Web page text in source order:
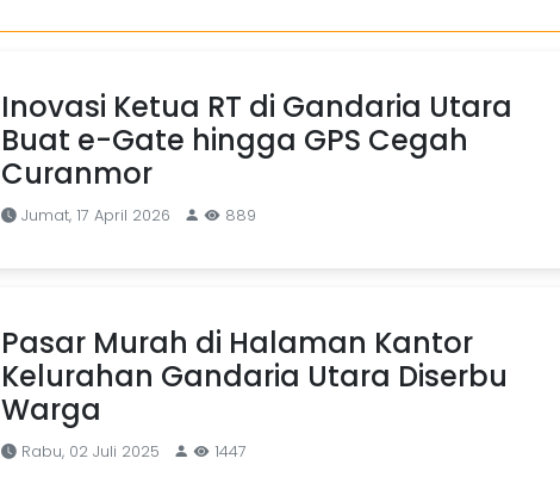
Inovasi Ketua RT di Gandaria Utara
Buat e-Gate hingga GPS Cegah
Curanmor
Jumat, 17 April 2026 889
Pasar Murah di Halaman Kantor
Kelurahan Gandaria Utara Diserbu
Warga
Rabu, 02 Juli 2025 1447